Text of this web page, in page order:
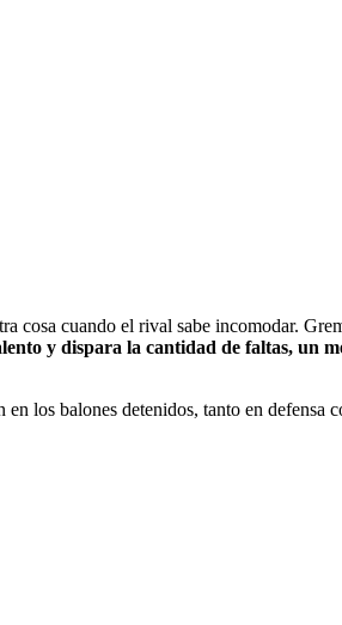
cosa cuando el rival sabe incomodar.
y dispara la cantidad de faltas, un
los balones detenidos, tanto en defensa